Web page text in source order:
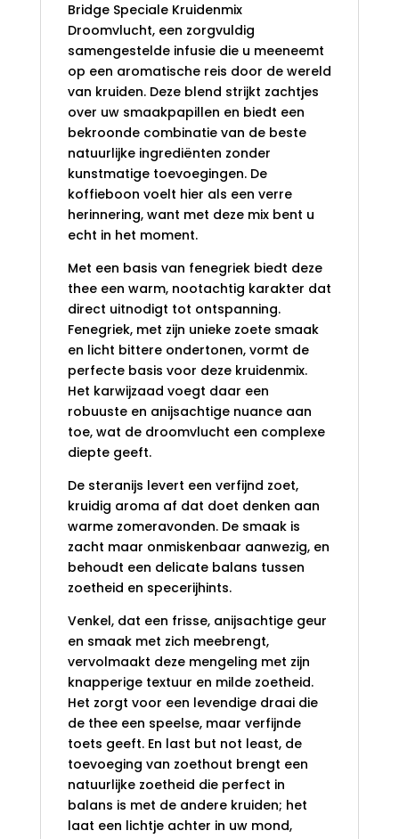
Bridge Speciale Kruidenmix
Droomvlucht, een zorgvuldig
samengestelde infusie die u meeneemt
op een aromatische reis door de wereld
van kruiden. Deze blend strijkt zachtjes
over uw smaakpapillen en biedt een
bekroonde combinatie van de beste
natuurlijke ingrediënten zonder
kunstmatige toevoegingen. De
koffieboon voelt hier als een verre
herinnering, want met deze mix bent u
echt in het moment.
Met een basis van fenegriek biedt deze
thee een warm, nootachtig karakter dat
direct uitnodigt tot ontspanning.
Fenegriek, met zijn unieke zoete smaak
en licht bittere ondertonen, vormt de
perfecte basis voor deze kruidenmix.
Het karwijzaad voegt daar een
robuuste en anijsachtige nuance aan
toe, wat de droomvlucht een complexe
diepte geeft.
De steranijs levert een verfijnd zoet,
kruidig aroma af dat doet denken aan
warme zomeravonden. De smaak is
zacht maar onmiskenbaar aanwezig, en
behoudt een delicate balans tussen
zoetheid en specerijhints.
Venkel, dat een frisse, anijsachtige geur
en smaak met zich meebrengt,
vervolmaakt deze mengeling met zijn
knapperige textuur en milde zoetheid.
Het zorgt voor een levendige draai die
de thee een speelse, maar verfijnde
toets geeft. En last but not least, de
toevoeging van zoethout brengt een
natuurlijke zoetheid die perfect in
balans is met de andere kruiden; het
laat een lichtje achter in uw mond,